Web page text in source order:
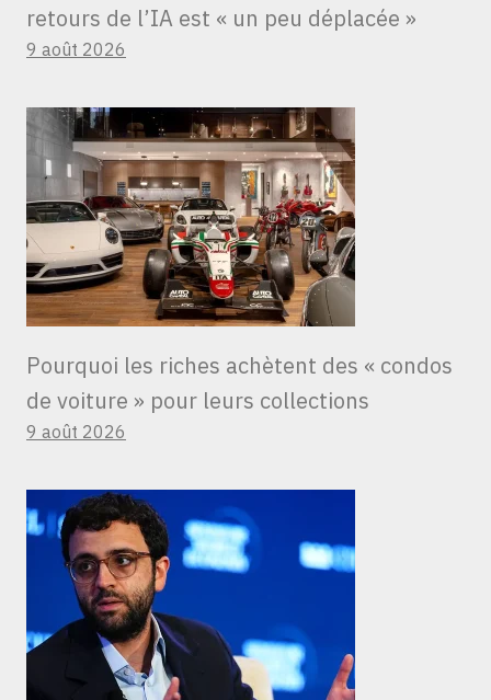
retours de l’IA est « un peu déplacée »
9 août 2026
Pourquoi les riches achètent des « condos
de voiture » ​​pour leurs collections
9 août 2026